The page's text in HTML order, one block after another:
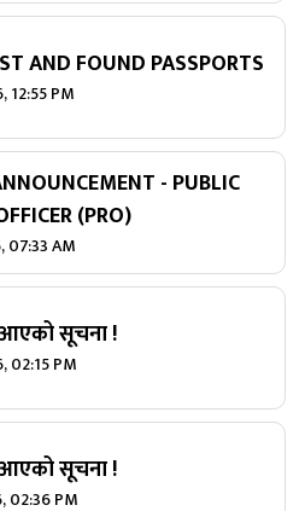
AND FOUND PASSPORTS
12:55 PM
- PUBLIC
(PRO)
07:33 AM
आएको सूचना !
02:15 PM
आएको सूचना !
02:36 PM